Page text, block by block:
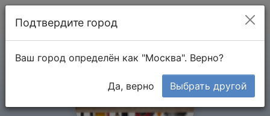
Подтвердите город
Ваш город определён как "Москва". Верно?
Да, верно Выбрать другой